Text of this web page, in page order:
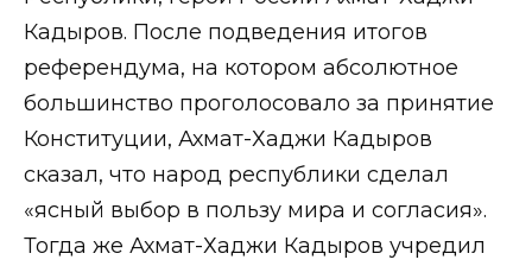
Кадыров. После подведения итогов
референдума, на котором абсолютное
большинство проголосовало за принятие
Конституции, Ахмат-Хаджи Кадыров
сказал, что народ республики сделал
«ясный выбор в пользу мира и согласия».
Тогда же Ахмат-Хаджи Кадыров учредил